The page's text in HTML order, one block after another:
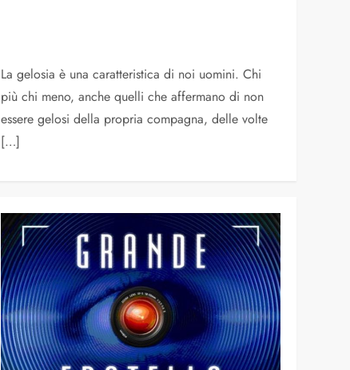
La gelosia è una caratteristica di noi uomini. Chi
più chi meno, anche quelli che affermano di non
essere gelosi della propria compagna, delle volte
[…]